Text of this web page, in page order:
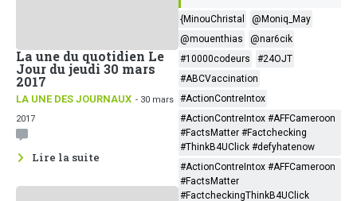
La une du quotidien Le
Jour du jeudi 30 mars
2017
LA UNE DES JOURNAUX - 30 mars
2017
Lire la suite
{MinouChristal
@Moniq_May
@mouenthias
@nar6cik
#10000codeurs
#24OJT
#ABCVaccination
#ActionContreIntox
#ActionContreIntox #AFFCameroon
#FactsMatter #Factchecking
#ThinkB4UClick #defyhatenow
#ActionContreIntox #AFFCameroon
#FactsMatter
#FactcheckingThinkB4UClick